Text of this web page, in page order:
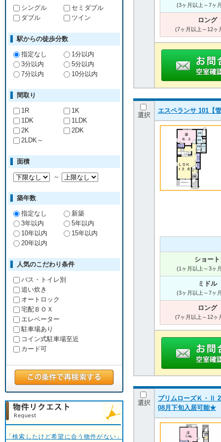
(3ヶ月以上～7ヶ
ロング
(7ヶ月以上～12ヶ
選択
エスペランサ 101【
ショート
(1ヶ月以上～3ヶ
ミドル
(3ヶ月以上～7ヶ
ロング
(7ヶ月以上～12ヶ
選択
プリムローズＫ・Ⅱ
08月下旬入居可能★
シングル
セミダブル
ダブル
ツイン
駅からの徒歩分数
指定なし
1分以内
3分以内
5分以内
7分以内
10分以内
間取り
1R
1K
1DK
1LDK
2K
2DK
2LDK～
面積
～
築年数
指定なし
新築
3年以内
5年以内
10年以内
15年以内
20年以内
人気のこだわり条件
バス・トイレ別
追い炊き
オートロック
宅配ＢＯＸ
エレベーター
駐車場あり
コイン式駐車場至近
カード可
「検索したけど希望に合う物件がない」